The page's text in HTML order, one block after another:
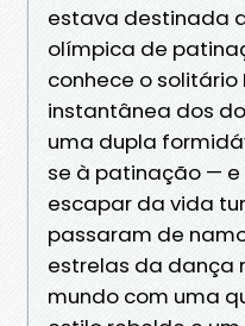
estava destinada
olímpica de
conhece o solitário
instantânea dos
uma dupla
se à patinação —
escapar da vida
passaram de
estrelas da dança
mundo com uma